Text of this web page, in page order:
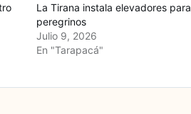
La Tirana instala elevadores para
peregrinos
Julio 9, 2026
En "Tarapacá"